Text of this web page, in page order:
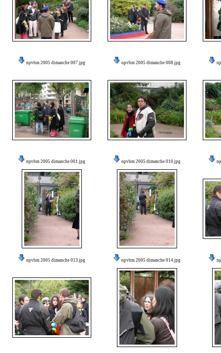
npvbm 2005 dimanche 007.jpg npvbm 2005 dimanche 008.jpg
npvbm 2005 dimanche 001.jpg npvbm 2005 dimanche 010.jpg
npvbm 2005 dimanche 013.jpg npvbm 2005 dimanche 014.jpg